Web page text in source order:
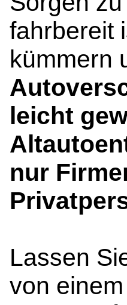
fahrbereit
kümmern
leicht
nur
Lassen
von